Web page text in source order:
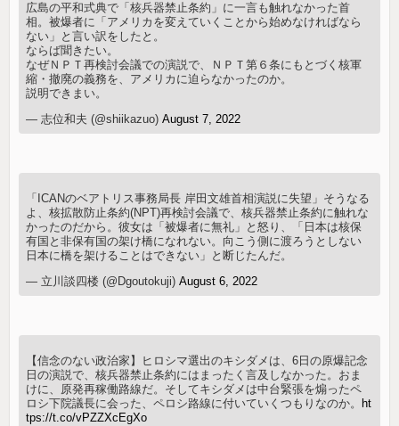
広島の平和式典で「核兵器禁止条約」に一言も触れなかった首
相。被爆者に「アメリカを変えていくことから始めなければなら
ない」と言い訳をしたと。
ならば聞きたい。
なぜＮＰＴ再検討会議での演説で、ＮＰＴ第６条にもとづく核軍
縮・撤廃の義務を、アメリカに迫らなかったのか。
説明できまい。
— 志位和夫 (@shiikazuo)August 7, 2022
「ICANのベアトリス事務局長 岸田文雄首相演説に失望」そうなる
よ、核拡散防止条約(NPT)再検討会議で、核兵器禁止条約に触れな
かったのだから。彼女は「被爆者に無礼」と怒り、「日本は核保
有国と非保有国の架け橋になれない。向こう側に渡ろうとしない
日本に橋を架けることはできない」と断じたんだ。
— 立川談四楼 (@Dgoutokuji)August 6, 2022
【信念のない政治家】ヒロシマ選出のキシダメは、6日の原爆記念
日の演説で、核兵器禁止条約にはまったく言及しなかった。おま
けに、原発再稼働路線だ。そしてキシダメは中台緊張を煽ったペ
ロシ下院議長に会った、ペロシ路線に付いていくつもりなのか。
ht
tps://t.co/vPZZXcEgXo